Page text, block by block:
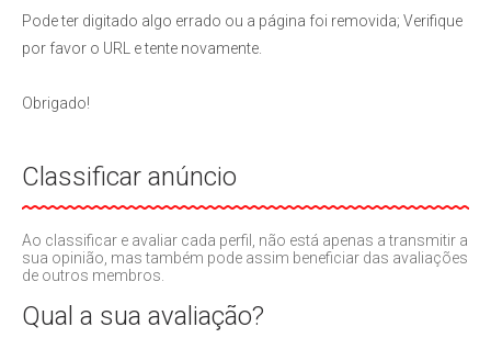
Pode ter digitado algo errado ou a página foi removida; Verifique
por favor o URL e tente novamente.
Obrigado!
Classificar anúncio
Ao classificar e avaliar cada perfil, não está apenas a transmitir a
sua opinião, mas também pode assim beneficiar das avaliações
de outros membros.
Qual a sua avaliação?